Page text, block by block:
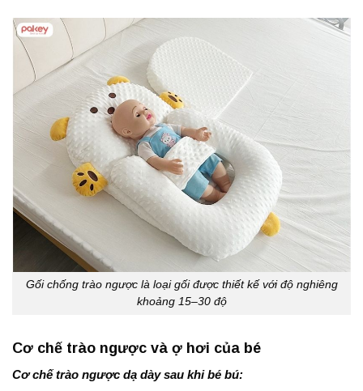
Gối chống trào ngược là loại gối được thiết kế với độ nghiêng
khoảng 15–30 độ
Cơ chế trào ngược và ợ hơi của bé
Cơ chế trào ngược dạ dày sau khi bé bú: